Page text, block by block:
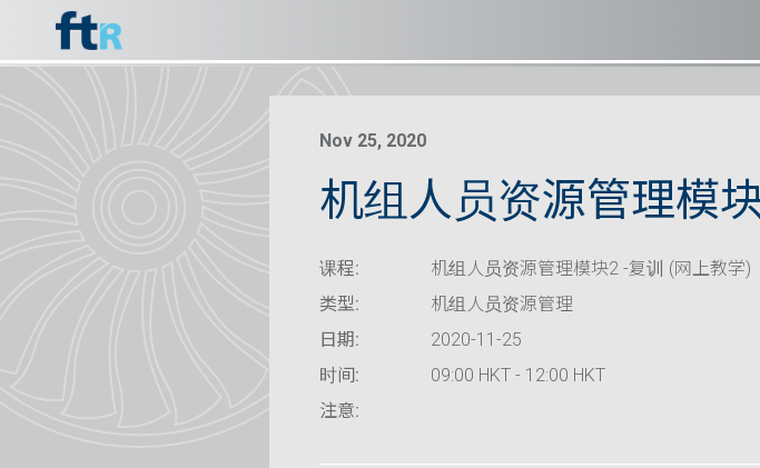
Nov 25, 2020
机组人员资源管理模
课程:
机组人员资源管理模块2 -复训 (网上教学)
类型:
机组人员资源管理
日期:
2020-11-25
时间:
09:00 HKT - 12:00 HKT
注意: